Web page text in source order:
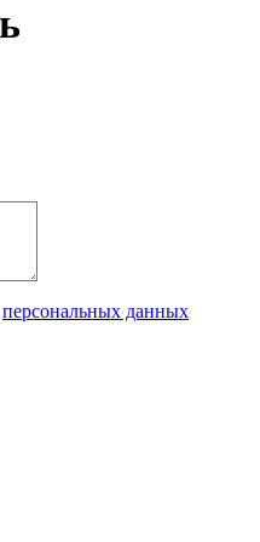
персональных данных